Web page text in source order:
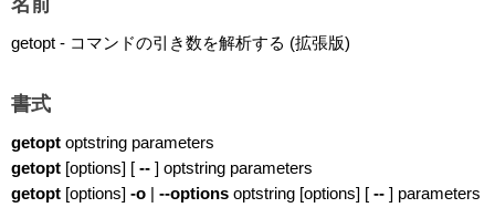
getopt - コマンドの引き数を解析する (拡張版)
書式
getopt optstring parameters
getopt [options] [ -- ] optstring parameters
getopt [options] -o | --options optstring [options] [ -- ] parameters